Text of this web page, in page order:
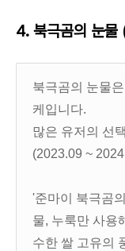
4. 북극곰의 눈물
북극곰의 눈물
케입니다.
많은 유저의 선
(2023.09 ~
'준마이 북극곰
물, 누룩만 사용
수한 쌀 고유의